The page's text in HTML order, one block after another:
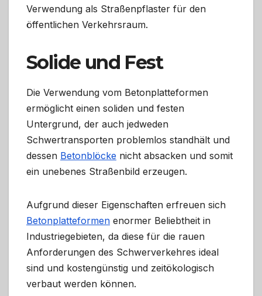
Verwendung als Straßenpflaster für den
öffentlichen Verkehrsraum.
Solide und Fest
Die Verwendung vom Betonplatteformen
ermöglicht einen soliden und festen
Untergrund, der auch jedweden
Schwertransporten problemlos standhält und
dessen Betonblöcke nicht absacken und somit
ein unebenes Straßenbild erzeugen.
Aufgrund dieser Eigenschaften erfreuen sich
Betonplatteformen enormer Beliebtheit in
Industriegebieten, da diese für die rauen
Anforderungen des Schwerverkehres ideal
sind und kostengünstig und zeitökologisch
verbaut werden können.